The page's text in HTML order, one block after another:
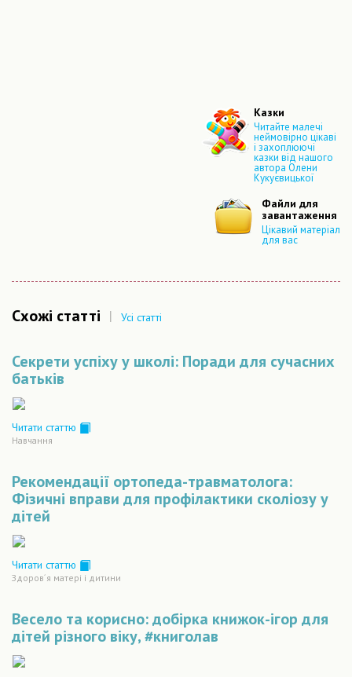
Казки
Читайте малечі
неймовірно цікаві
і захоплюючі
казки від нашого
автора Олени
Кукуєвицької
Файли для
завантаження
Цікавий матеріал
для вас
Схожі статті | Усі статті
Секрети успіху у школі: Поради для сучасних
батьків
Читати статтю
Навчання
Рекомендації ортопеда-травматолога:
Фізичні вправи для профілактики сколіозу у
дітей
Читати статтю
Здоров´я матері і дитини
Весело та корисно: добірка книжок-ігор для
дітей різного віку, #книголав